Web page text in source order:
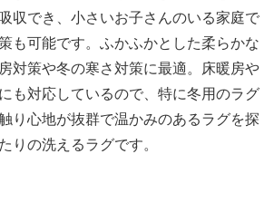
収でき、小さいお子さんのいる家庭で
も可能です。ふかふかとした柔らかな
対策や冬の寒さ対策に最適。床暖房や
も対応しているので、特に冬用のラグ
り心地が抜群で温かみのあるラグを探
りの洗えるラグです。